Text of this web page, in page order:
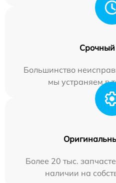
Срочный
Большинство
мы устраняем в
Более 20 тыс.
наличии на